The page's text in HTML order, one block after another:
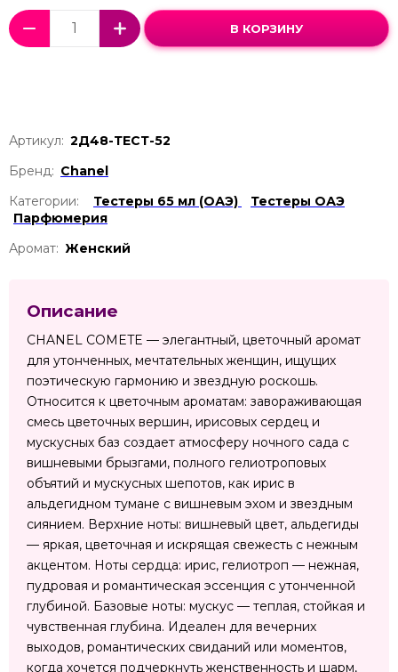
В КОРЗИНУ
Артикул: 2Д48-ТЕСТ-52
Бренд: Chanel
Категории:
Тестеры 65 мл (ОАЭ)
Тестеры ОАЭ
Парфюмерия
Аромат: Женский
Описание
CHANEL COMETE — элегантный, цветочный аромат
для утонченных, мечтательных женщин, ищущих
поэтическую гармонию и звездную роскошь.
Относится к цветочным ароматам: завораживающая
смесь цветочных вершин, ирисовых сердец и
мускусных баз создает атмосферу ночного сада с
вишневыми брызгами, полного гелиотроповых
объятий и мускусных шепотов, как ирис в
альдегидном тумане с вишневым эхом и звездным
сиянием. Верхние ноты: вишневый цвет, альдегиды
— яркая, цветочная и искрящая свежесть с нежным
акцентом. Ноты сердца: ирис, гелиотроп — нежная,
пудровая и романтическая эссенция с утонченной
глубиной. Базовые ноты: мускус — теплая, стойкая и
чувственная глубина. Идеален для вечерних
выходов, романтических свиданий или моментов,
когда хочется подчеркнуть женственность и шарм,